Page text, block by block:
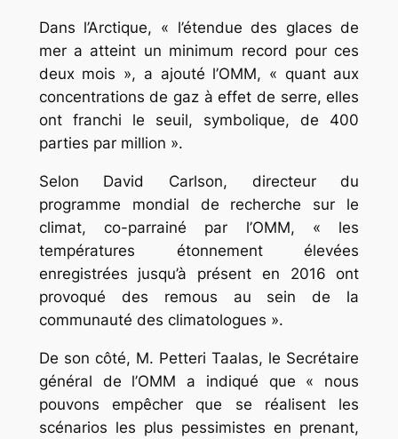
Dans l’Arctique, « l’étendue des glaces de
mer a atteint un minimum record pour ces
deux mois », a ajouté l’OMM, « quant aux
concentrations de gaz à effet de serre, elles
ont franchi le seuil, symbolique, de 400
parties par million ».
Selon David Carlson, directeur du
programme mondial de recherche sur le
climat, co-parrainé par l’OMM, « les
températures étonnement élevées
enregistrées jusqu’à présent en 2016 ont
provoqué des remous au sein de la
communauté des climatologues ».
De son côté, M. Petteri Taalas, le Secrétaire
général de l’OMM a indiqué que « nous
pouvons empêcher que se réalisent les
scénarios les plus pessimistes en prenant,